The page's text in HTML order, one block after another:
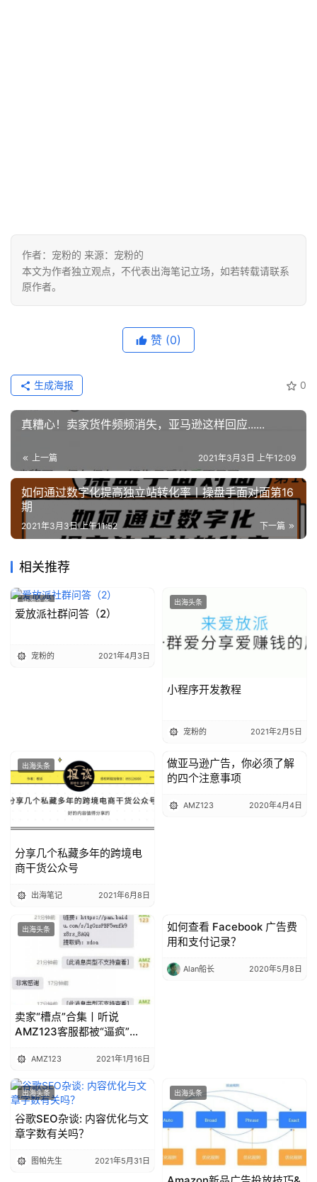
操
盘
手
精
作者：宠粉的 来源：宠粉的
本文为作者独立观点，不代表出海笔记立场，如若转载请联系
原作者。
赞 (0)
0
生成海报
真糟心！卖家货件频频消失，亚马逊这样回应......
上一篇 2021年3月3日 上午12:09
如何通过数字化提高独立站转化率丨操盘手面对面第16
期
下一篇
2021年3月3日 上午11:52
相关推荐
出海头条
爱放派社群问答（2）
宠粉的 2021年4月3日
出海头条
小程序开发教程
宠粉的 2021年2月5日
出海头条
分享几个私藏多年的跨境电
商干货公众号
出海笔记 2021年6月8日
出海头条
做亚马逊广告，你必须了解
的四个注意事项
AMZ123 2020年4月4日
出海头条
卖家“槽点”合集丨听说
AMZ123客服都被“逼疯”
AMZ123 2021年1月16日
出海头条
如何查看 Facebook 广告费
用和支付记录？
Alan船长 2020年5月8日
出海头条
谷歌SEO杂谈: 内容优化与文
章字数有关吗？
图帕先生 2021年5月31日
出海头条